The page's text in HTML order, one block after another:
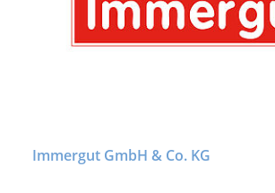
Immergut GmbH & Co. KG